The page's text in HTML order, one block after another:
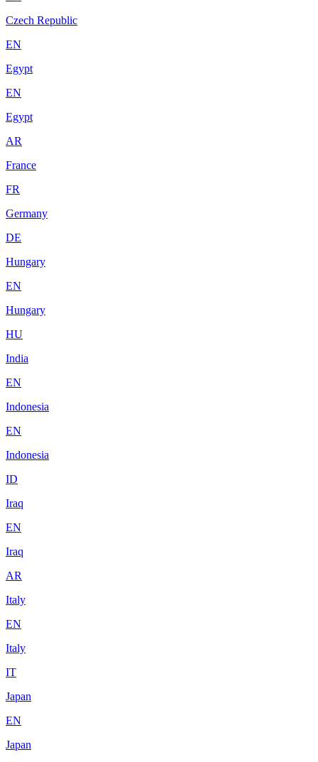
Czech Republic
EN
Egypt
EN
Egypt
AR
France
FR
Germany
DE
Hungary
EN
Hungary
HU
India
EN
Indonesia
EN
Indonesia
ID
Iraq
EN
Iraq
AR
Italy
EN
Italy
IT
Japan
EN
Japan